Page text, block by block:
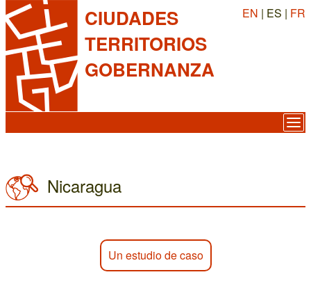
CIUDADES
TERRITORIOS
GOBERNANZA
EN | ES | FR
Nicaragua
Un estudio de caso